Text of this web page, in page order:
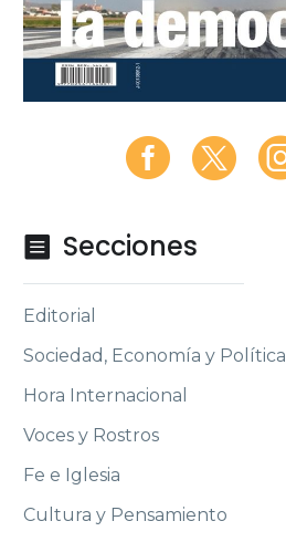
 Secciones
Editorial
Sociedad, Economía y Política
Hora Internacional
Voces y Rostros
Fe e Iglesia
Cultura y Pensamiento